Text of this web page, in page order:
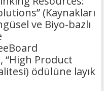
(Kaynakları
ve Biyo-bazlı
Product
ödülüne layık